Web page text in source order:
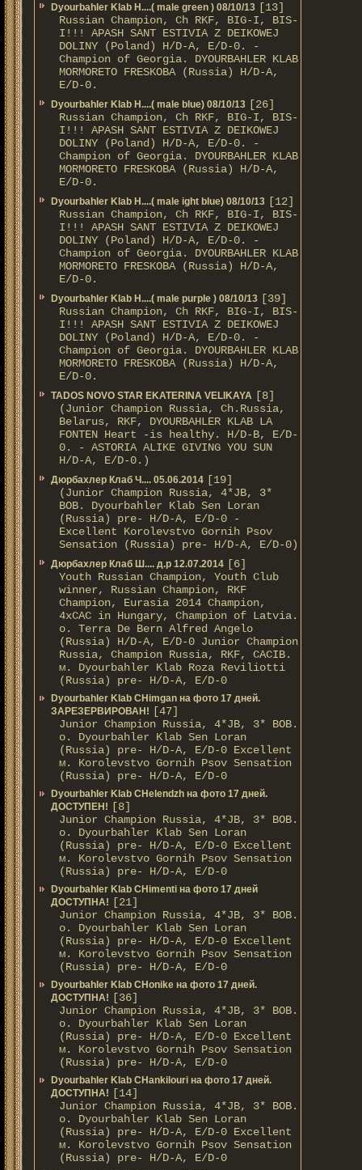
Dyourbahler Klab H....( male green ) 08/10/13 [13]
Russian Champion, Ch RKF, BIG-I, BIS-
I!!! APASH SANT ESTIVIA Z DEIKOWEJ
DOLINY (Poland) H/D-A, E/D-0. -
Champion of Georgia. DYOURBAHLER KLAB
MORMORETO FRESKOBA (Russia) H/D-A,
E/D-0.
Dyourbahler Klab H....( male blue) 08/10/13 [26]
Russian Champion, Ch RKF, BIG-I, BIS-
I!!! APASH SANT ESTIVIA Z DEIKOWEJ
DOLINY (Poland) H/D-A, E/D-0. -
Champion of Georgia. DYOURBAHLER KLAB
MORMORETO FRESKOBA (Russia) H/D-A,
E/D-0.
Dyourbahler Klab H....( male ight blue) 08/10/13 [12]
Russian Champion, Ch RKF, BIG-I, BIS-
I!!! APASH SANT ESTIVIA Z DEIKOWEJ
DOLINY (Poland) H/D-A, E/D-0. -
Champion of Georgia. DYOURBAHLER KLAB
MORMORETO FRESKOBA (Russia) H/D-A,
E/D-0.
Dyourbahler Klab H....( male purple ) 08/10/13 [39]
Russian Champion, Ch RKF, BIG-I, BIS-
I!!! APASH SANT ESTIVIA Z DEIKOWEJ
DOLINY (Poland) H/D-A, E/D-0. -
Champion of Georgia. DYOURBAHLER KLAB
MORMORETO FRESKOBA (Russia) H/D-A,
E/D-0.
TADOS NOVO STAR EKATERINA VELIKAYA [8]
(Junior Champion Russia, Ch.Russia,
Belarus, RKF, DYOURBAHLER KLAB LA
FONTEN Heart -is healthy. H/D-В, E/D-
0. - ASTORIA ALIKE GIVING YOU SUN
H/D-А, E/D-0.)
Дюрбахлер Клаб Ч.... 05.06.2014 [19]
(Junior Champion Russia, 4*JB, 3*
BOB. Dyourbahler Klab Sen Loran
(Russia) pre- H/D-A, E/D-0 -
Excellent Korolevstvo Gornih Psov
Sensation (Russia) pre- H/D-A, E/D-0)
Дюрбахлер Клаб Ш.... д.р 12.07.2014 [6]
Youth Russian Champion, Youth Club
winner, Russian Champion, RKF
Champion, Eurasia 2014 Champion,
4xCAC in Hungary, Champion of Latvia.
о. Terra De Bern Alfred Angelo
(Russia) H/D-A, E/D-0 Junior Champion
Russia, Champion Russia, RKF, CACIB.
м. Dyourbahler Klab Roza Reviliotti
(Russia) pre- H/D-A, E/D-0
Dyourbahler Klab CHimgan на фото 17 дней.
ЗАРЕЗЕРВИРОВАН!
[47]
Junior Champion Russia, 4*JB, 3* BOB.
о. Dyourbahler Klab Sen Loran
(Russia) pre- H/D-A, E/D-0 Excellent
м. Korolevstvo Gornih Psov Sensation
(Russia) pre- H/D-A, E/D-0
Dyourbahler Klab CHelendzh на фото 17 дней.
ДОСТУПЕН!
[8]
Junior Champion Russia, 4*JB, 3* BOB.
о. Dyourbahler Klab Sen Loran
(Russia) pre- H/D-A, E/D-0 Excellent
м. Korolevstvo Gornih Psov Sensation
(Russia) pre- H/D-A, E/D-0
Dyourbahler Klab CHimenti на фото 17 дней
ДОСТУПНА!
[21]
Junior Champion Russia, 4*JB, 3* BOB.
о. Dyourbahler Klab Sen Loran
(Russia) pre- H/D-A, E/D-0 Excellent
м. Korolevstvo Gornih Psov Sensation
(Russia) pre- H/D-A, E/D-0
Dyourbahler Klab CHonike на фото 17 дней.
ДОСТУПНА!
[36]
Junior Champion Russia, 4*JB, 3* BOB.
о. Dyourbahler Klab Sen Loran
(Russia) pre- H/D-A, E/D-0 Excellent
м. Korolevstvo Gornih Psov Sensation
(Russia) pre- H/D-A, E/D-0
Dyourbahler Klab CHankilouri на фото 17 дней.
ДОСТУПНА!
[14]
Junior Champion Russia, 4*JB, 3* BOB.
о. Dyourbahler Klab Sen Loran
(Russia) pre- H/D-A, E/D-0 Excellent
м. Korolevstvo Gornih Psov Sensation
(Russia) pre- H/D-A, E/D-0